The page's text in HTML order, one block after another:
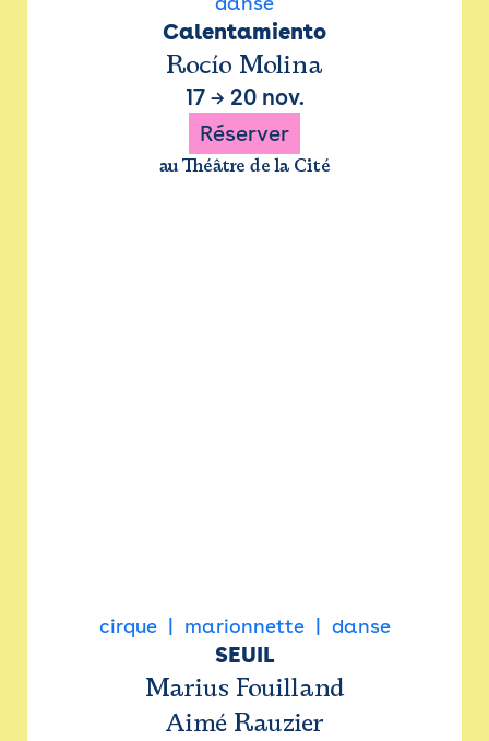
Calentamiento
Rocío Molina
17→ 20 nov.
Réserver
au Théâtre de la Cité
cirque marionnette danse
SEUIL
Marius Fouilland
Aimé Rauzier